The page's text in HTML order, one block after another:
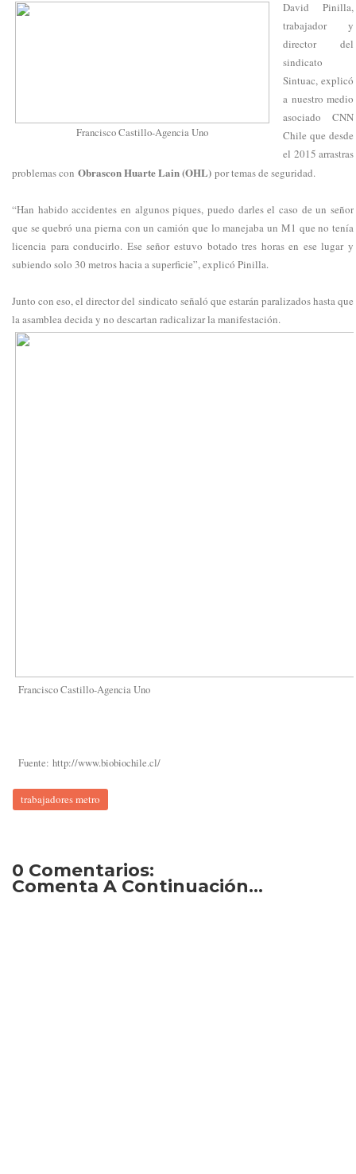
Francisco Castillo-Agencia Uno
David Pinilla,
trabajador y
director del
sindicato
Sintuac, explicó
a nuestro medio
asociado CNN
Chile que desde
el 2015 arrastras
problemas con Obrascon Huarte Lain (OHL) por temas de seguridad.
“Han habido accidentes en algunos piques, puedo darles el caso de un señor
que se quebró una pierna con un camión que lo manejaba un M1 que no tenía
licencia para conducirlo. Ese señor estuvo botado tres horas en ese lugar y
subiendo solo 30 metros hacia a superficie”, explicó Pinilla.
Junto con eso, el director del sindicato señaló que estarán paralizados hasta que
la asamblea decida y no descartan radicalizar la manifestación.
Francisco Castillo-Agencia Uno
Fuente: http://www.biobiochile.cl/
trabajadores metro
0 Comentarios:
Comenta A Continuación...